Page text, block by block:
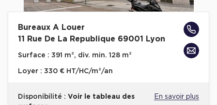
Bureaux A Louer
11 Rue De La Republique 69001 Lyon
Surface : 391 m², div. min. 128 m²
Loyer : 330 € HT/HC/m²/an
Disponibilité : Voir le tableau des
En savoir plus